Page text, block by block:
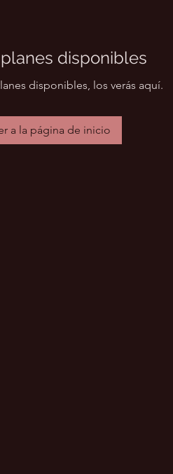
disponibles
disponibles, los verás aquí.
a la página de inicio